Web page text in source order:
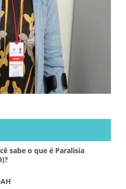
sabe o que é Paralisia